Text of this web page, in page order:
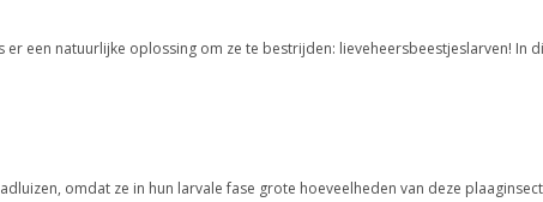
een natuurlijke oplossing om ze te bestrijden: lieveheersbeestjeslarven! In
omdat ze in hun larvale fase grote hoeveelheden van deze